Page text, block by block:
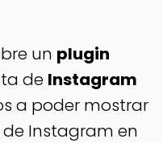
un plugin
de Instagram
a poder mostrar
Instagram en